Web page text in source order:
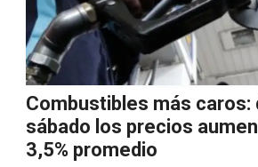
Combustibles más caros:
sábado los precios
3,5% promedio